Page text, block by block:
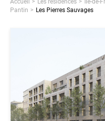
Accueil Les résidences Île-de-
Pantin
Les Pierres Sauvages